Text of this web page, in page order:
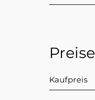
Preise
Kaufpreis